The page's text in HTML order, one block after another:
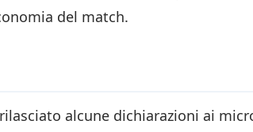
del match.
alcune dichiarazioni ai